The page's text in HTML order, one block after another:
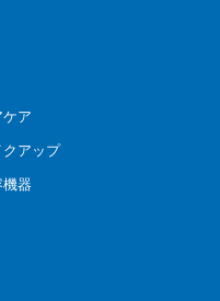
ア
クアップ
機器